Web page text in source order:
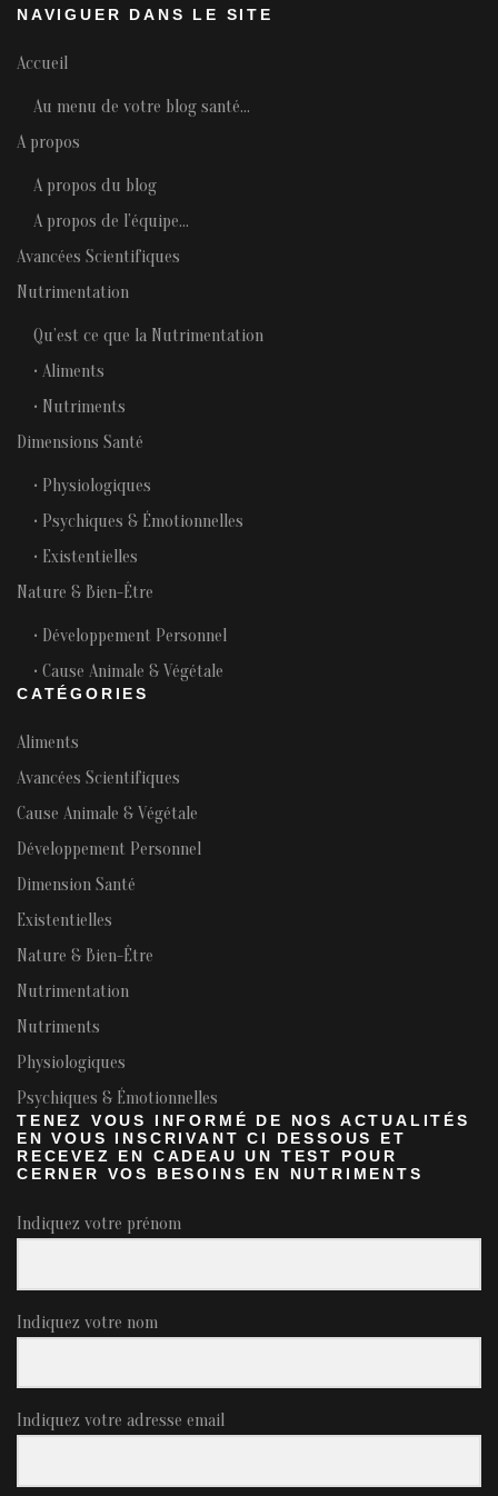
NAVIGUER DANS LE SITE
Accueil
Au menu de votre blog santé…
A propos
A propos du blog
A propos de l’équipe…
Avancées Scientifiques
Nutrimentation
Qu’est ce que la Nutrimentation
• Aliments
• Nutriments
Dimensions Santé
• Physiologiques
• Psychiques & Émotionnelles
• Existentielles
Nature & Bien-Être
• Développement Personnel
• Cause Animale & Végétale
CATÉGORIES
Aliments
Avancées Scientifiques
Cause Animale & Végétale
Développement Personnel
Dimension Santé
Existentielles
Nature & Bien-Être
Nutrimentation
Nutriments
Physiologiques
Psychiques & Émotionnelles
TENEZ VOUS INFORMÉ DE NOS ACTUALITÉS
EN VOUS INSCRIVANT CI DESSOUS ET
RECEVEZ EN CADEAU UN TEST POUR
CERNER VOS BESOINS EN NUTRIMENTS
Indiquez votre prénom
Indiquez votre nom
Indiquez votre adresse email